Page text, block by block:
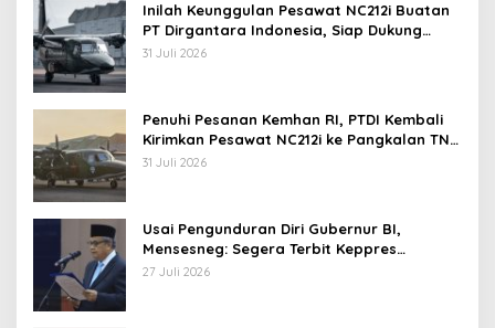
Inilah Keunggulan Pesawat NC212i Buatan
PT Dirgantara Indonesia, Siap Dukung
Berbagai Operasi TNI
31 Juli 2026
Penuhi Pesanan Kemhan RI, PTDI Kembali
Kirimkan Pesawat NC212i ke Pangkalan TNI
AU
31 Juli 2026
Usai Pengunduran Diri Gubernur BI,
Mensesneg: Segera Terbit Keppres
Pemberhentian dengan Hormat
27 Juli 2026